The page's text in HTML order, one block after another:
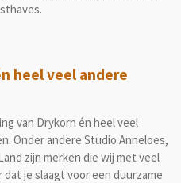
heel veel andere
van Drykorn én heel veel
Onder andere Studio Anneloes,
zijn merken die wij met veel
je slaagt voor een duurzame